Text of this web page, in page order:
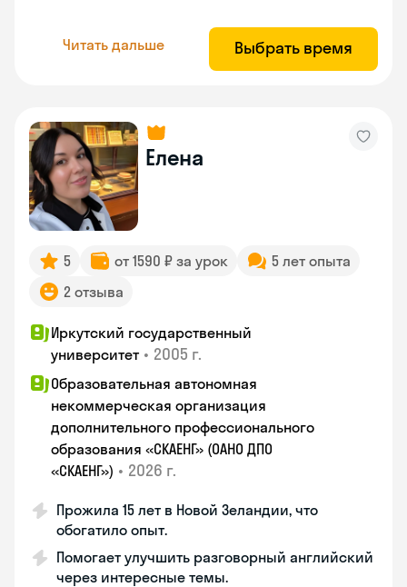
Читать дальше Выбрать время
Елена
5 от 1590 ₽ за урок
5 лет опыта
2 отзыва
Иркутский государственный
университет • 2005 г.
Образовательная автономная
некоммерческая организация
дополнительного профессионального
образования «СКАЕНГ» (ОАНО ДПО
«СКАЕНГ») • 2026 г.
Прожила 15 лет в Новой Зеландии, что
обогатило опыт.
Помогает улучшить разговорный английский
через интересные темы.